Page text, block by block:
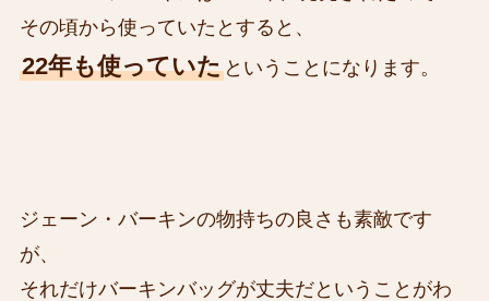
その頃から使っていたとすると、
22年も使っていたということになります。
ジェーン・バーキンの物持ちの良さも素敵です
が、
それだけバーキンバッグが丈夫だということがわ